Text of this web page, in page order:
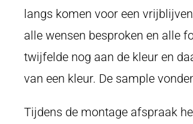
langs komen voor een
alle wensen besproken en alle
twijfelde nog aan de kleur en
van een kleur. De sample
Tijdens de montage afspraak